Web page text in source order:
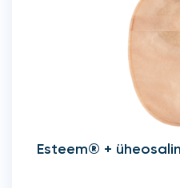
Esteem® +